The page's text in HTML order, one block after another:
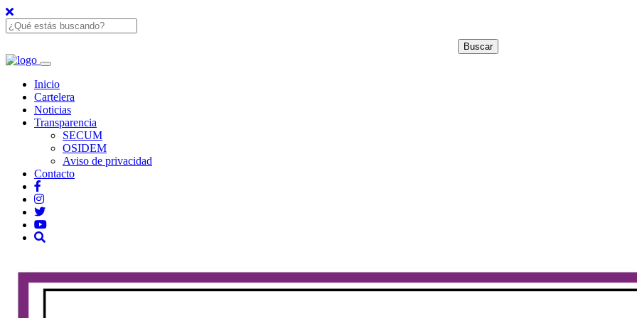
Inicio
Cartelera
Noticias
Transparencia
SECUM
OSIDEM
Aviso de privacidad
Contacto